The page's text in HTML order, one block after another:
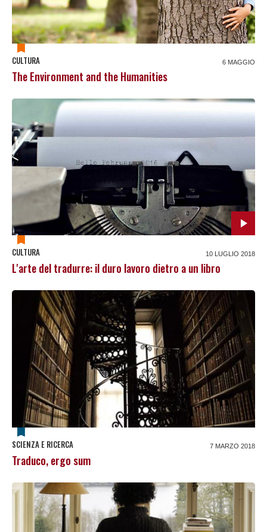
CULTURA 6 MAGGIO
The Environment and the Humanities
CULTURA 10 LUGLIO 2018
L'arte del tradurre: il duro lavoro dietro a un libro
SCIENZA E RICERCA 7 MARZO 2018
Traduco, ergo sum